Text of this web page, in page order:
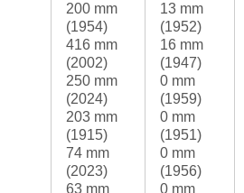
200 mm
(1954)
416 mm
(2002)
250 mm
(2024)
203 mm
(1915)
74 mm
(2023)
63 mm
13 mm
(1952)
16 mm
(1947)
0 mm
(1959)
0 mm
(1951)
0 mm
(1956)
0 mm